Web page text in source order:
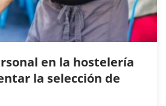
en la hostelería
la selección de